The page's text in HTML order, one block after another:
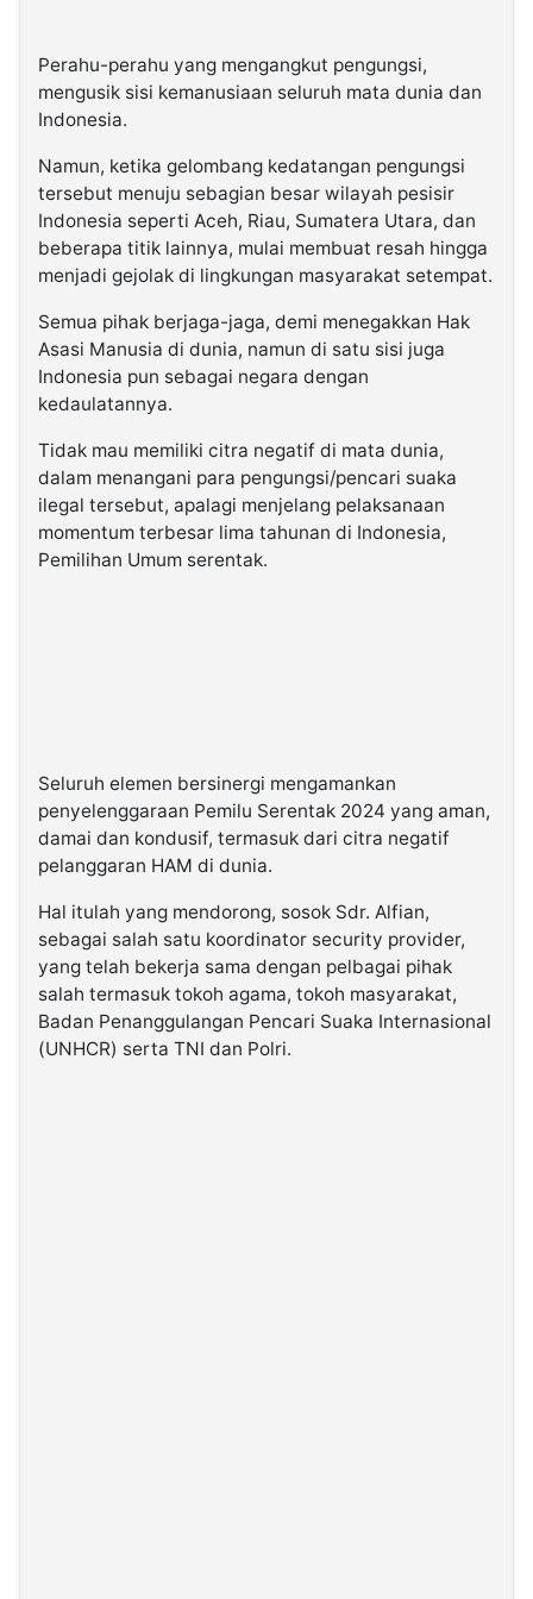
Perahu-perahu yang mengangkut pengungsi,
mengusik sisi kemanusiaan seluruh mata dunia dan
Indonesia.
Namun, ketika gelombang kedatangan pengungsi
tersebut menuju sebagian besar wilayah pesisir
Indonesia seperti Aceh, Riau, Sumatera Utara, dan
beberapa titik lainnya, mulai membuat resah hingga
menjadi gejolak di lingkungan masyarakat setempat.
Semua pihak berjaga-jaga, demi menegakkan Hak
Asasi Manusia di dunia, namun di satu sisi juga
Indonesia pun sebagai negara dengan
kedaulatannya.
Tidak mau memiliki citra negatif di mata dunia,
dalam menangani para pengungsi/pencari suaka
ilegal tersebut, apalagi menjelang pelaksanaan
momentum terbesar lima tahunan di Indonesia,
Pemilihan Umum serentak.
Seluruh elemen bersinergi mengamankan
penyelenggaraan Pemilu Serentak 2024 yang aman,
damai dan kondusif, termasuk dari citra negatif
pelanggaran HAM di dunia.
Hal itulah yang mendorong, sosok Sdr. Alfian,
sebagai salah satu koordinator security provider,
yang telah bekerja sama dengan pelbagai pihak
salah termasuk tokoh agama, tokoh masyarakat,
Badan Penanggulangan Pencari Suaka Internasional
(UNHCR) serta TNI dan Polri.